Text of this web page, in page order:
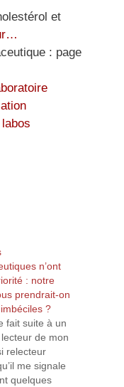
et
: page
n’ont
: notre
prendrait-on
?
fait suite à un
lecteur de mon
relecteur
me signale
quelques